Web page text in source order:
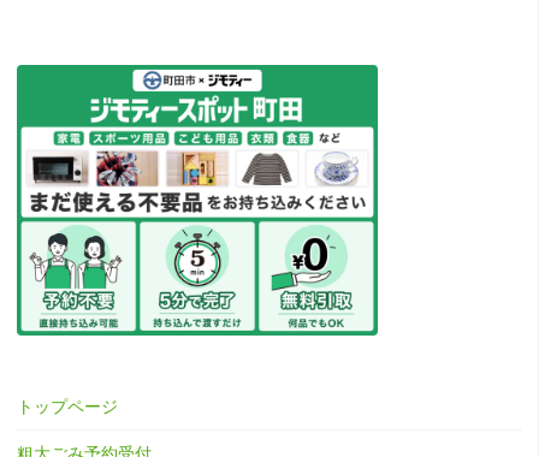
ラ" ー
ジ
送
り
トップページ